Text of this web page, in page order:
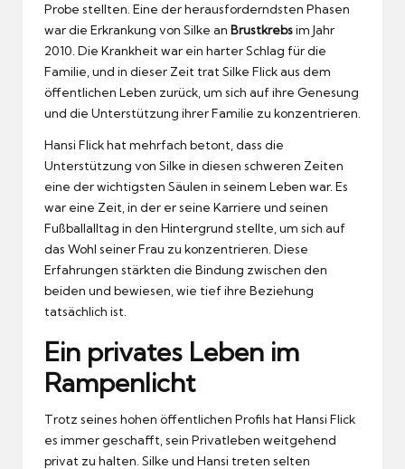
Probe stellten. Eine der herausforderndsten Phasen
war die Erkrankung von Silke an Brustkrebsim Jahr
2010. Die Krankheit war ein harter Schlag für die
Familie, und in dieser Zeit trat Silke Flick aus dem
öffentlichen Leben zurück, um sich auf ihre Genesung
und die Unterstützung ihrer Familie zu konzentrieren.
Hansi Flick hat mehrfach betont, dass die
Unterstützung von Silke in diesen schweren Zeiten
eine der wichtigsten Säulen in seinem Leben war. Es
war eine Zeit, in der er seine Karriere und seinen
Fußballalltag in den Hintergrund stellte, um sich auf
das Wohl seiner Frau zu konzentrieren. Diese
Erfahrungen stärkten die Bindung zwischen den
beiden und bewiesen, wie tief ihre Beziehung
tatsächlich ist.
Ein privates Leben im
Rampenlicht
Trotz seines hohen öffentlichen Profils hat Hansi Flick
es immer geschafft, sein Privatleben weitgehend
privat zu halten. Silke und Hansi treten selten